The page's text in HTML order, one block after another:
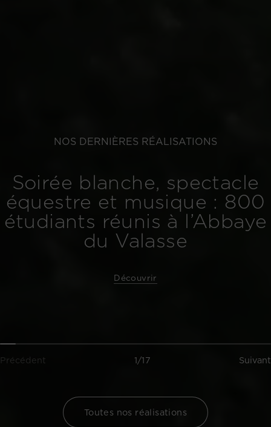
NOS DERNIÈRES RÉALISATIONS
Soirée blanche, spectacle
équestre et musique : 800
étudiants réunis à l’Abbaye
du Valasse
Découvrir
Précédent 1/17 Suivant
Toutes nos réalisations